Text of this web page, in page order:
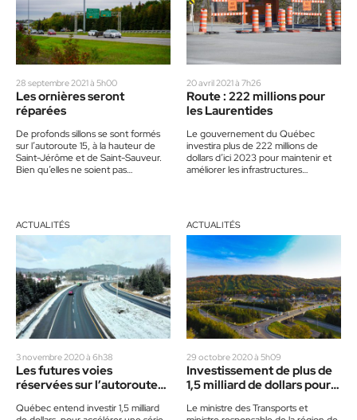
28 septembre 2021 à 5h00
Les ornières seront
réparées
De profonds sillons se sont formés
sur l’autoroute 15, à la hauteur de
Saint-Jérôme et de Saint-Sauveur.
Bien qu’elles ne soient pas
20 avril 2021 à 7h26
Route : 222 millions pour
les Laurentides
Le gouvernement du Québec
investira plus de 222 millions de
dollars d’ici 2023 pour maintenir et
améliorer les infrastructures
ACTUALITÉS
3 novembre 2020 à 6h38
Les futures voies
réservées sur l’autoroute
Québec entend investir 1,5 milliard
ACTUALITÉS
29 octobre 2020 à 5h09
Investissement de plus de
1,5 milliard de dollars pour
Le ministre des Transports et